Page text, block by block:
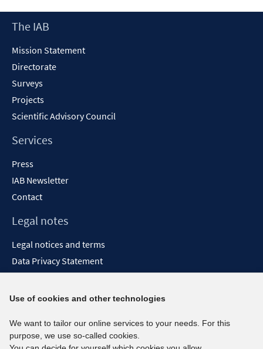
new
Footer
The IAB
Mission Statement
Directorate
Surveys
Projects
Scientific Advisory Council
Services
Press
IAB Newsletter
Contact
Legal notes
Legal notices and terms
Data Privacy Statement
Report Accessibility
Social media channels
BlueSky
Use of cookies and other technologies
We want to tailor our online services to your needs. For this
purpose, we use so-called cookies.